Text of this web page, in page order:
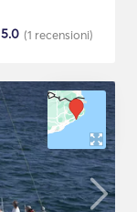
(1 recensioni)
5.0